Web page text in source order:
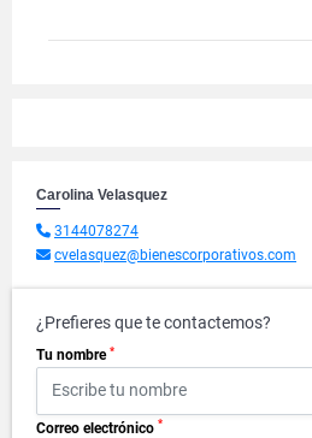
Carolina Velasquez
3144078274
cvelasquez@bienescorporativos.com
¿Prefieres que te contactemos?
Tu nombre *
Correo electrónico *